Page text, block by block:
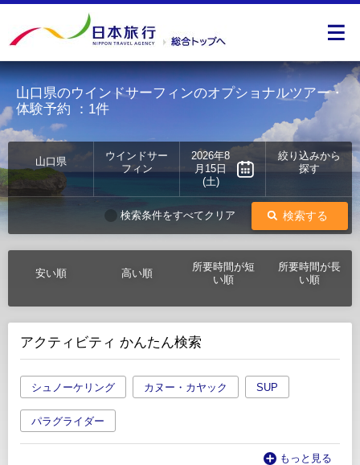
山口県のウインドサーフィンのオプショナルツアー・
体験予約 ：1件
山口県
ウインドサー
フィン
2026年8
月15日
(土)
絞り込みから
探す
検索する
検索条件をすべてクリア
安い順 高い順
所要時間が短
い順
所要時間が長
い順
アクティビティ かんたん検索
シュノーケリング カヌー・カヤック SUP
パラグライダー
もっと見る